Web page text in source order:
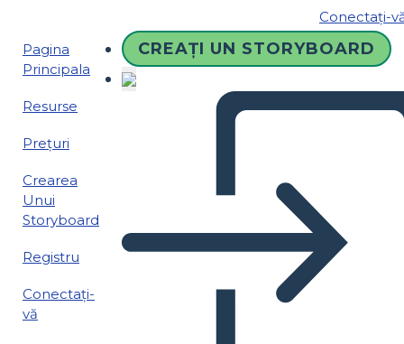
Conectați-
Pagina
Principala
Resurse
Prețuri
Crearea
Unui
Storyboard
Registru
Conectați-
vă
CREAȚI UN STORYBOARD